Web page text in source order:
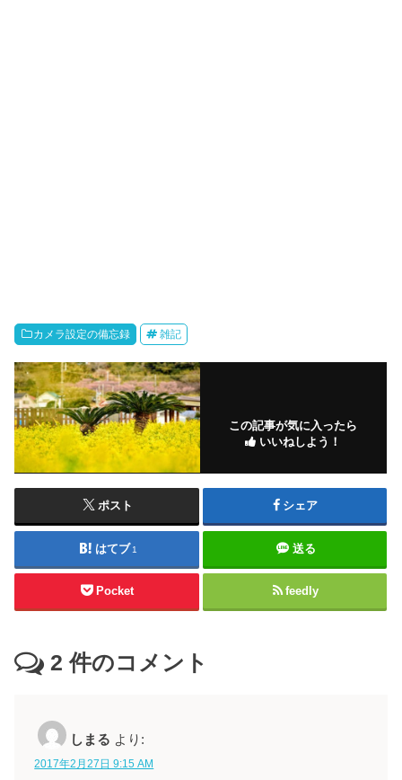
カメラ設定の備忘録 雑記
この記事が気に入ったら
いいねしよう！
ポスト シェア
はてブ 1 送る
Pocket feedly
2 件のコメント
しまる より:
2017年2月27日 9:15 AM